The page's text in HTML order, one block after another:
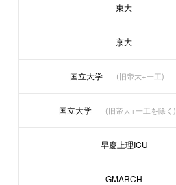
東大
京大
国立大学 (旧帝大+一工)
国立大学 (旧帝大+一工を除く)
早慶上理ICU
GMARCH